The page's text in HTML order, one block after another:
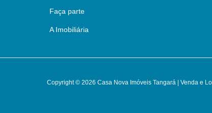
Faça parte
A Imobiliária
Copyright © 2026 Casa Nova Imóveis Tangará | Venda e